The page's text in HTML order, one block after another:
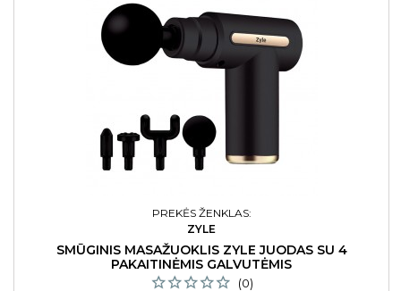
PREKĖS ŽENKLAS:
ZYLE
SMŪGINIS MASAŽUOKLIS ZYLE JUODAS SU 4
PAKAITINĖMIS GALVUTĖMIS
(0)